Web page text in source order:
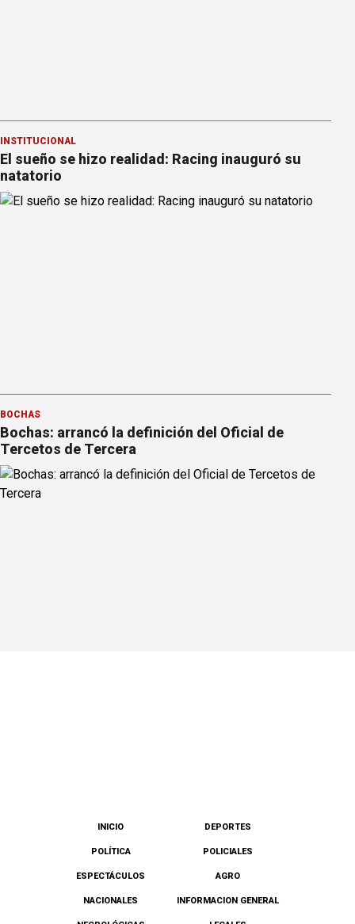
INSTITUCIONAL
El sueño se hizo realidad: Racing inauguró su
natatorio
BOCHAS
Bochas: arrancó la definición del Oficial de
Tercetos de Tercera
INICIO DEPORTES
POLÍTICA POLICIALES
ESPECTÁCULOS AGRO
NACIONALES INFORMACION GENERAL